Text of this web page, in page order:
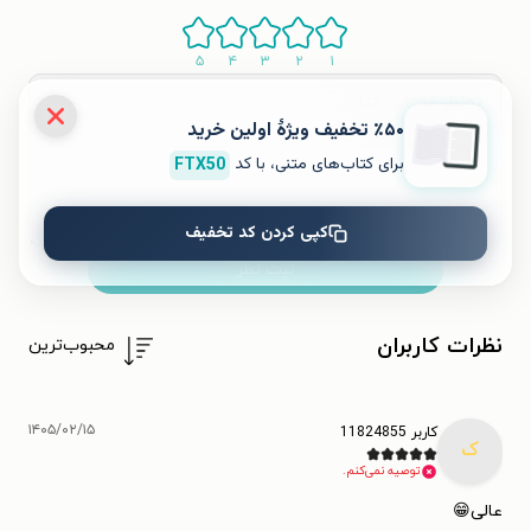
۱ ۲ ۳ ۴ ۵
ثبت نظر
نظرات کاربران محبوب‌ترین
ک
کاربر 11824855
توصیه نمی‌کنم.
۱۴۰۵/۰۲/۱۵
عالی😁
٪۵۰ تخفیف ویژۀ اولین خرید
برای کتاب‌های متنی، با کد FTX50
کپی کردن کد تخفیف